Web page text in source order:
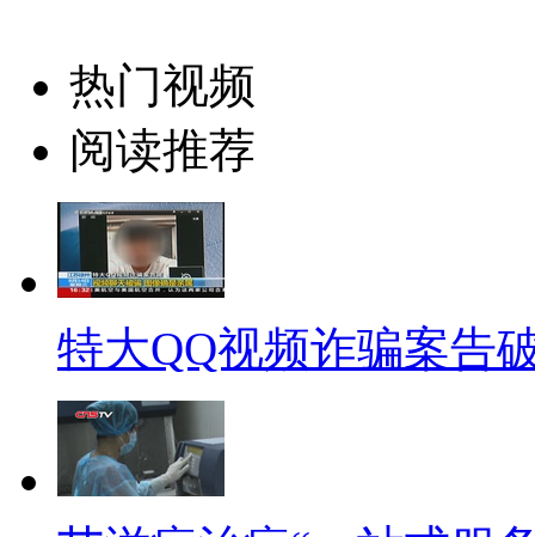
免费抗病毒治疗程序，如果患者
导和跟踪随访直至入组治疗。
艾滋病病毒感染者和病人开始
陪同患者到抗病毒治疗定点机构
【同期】(艾滋病患者)领导也
打针啊，不要钱了呗，自己不
【同期】(艾滋病患者)这慢慢
错，(很满足哈)很满足了
【解说】据了解，积极的抗病
热门视频
阅读推荐
特大QQ视频诈骗案告